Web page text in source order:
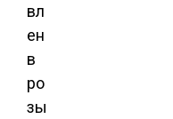
вл
ен
в
ро
зы